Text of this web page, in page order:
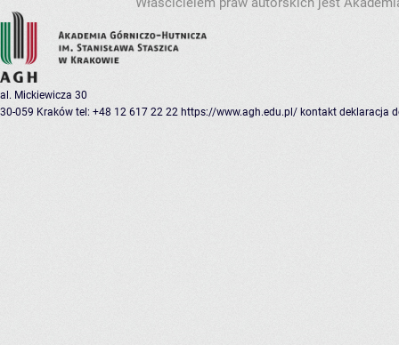
al. Mickiewicza 30
30-059 Kraków tel: +48 12 617 22 22 https://www.agh.edu.pl/ kontakt deklaracja